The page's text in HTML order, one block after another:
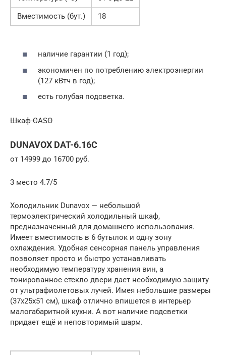
Вместимость (бут.)
18
наличие гарантии (1 год);
экономичен по потреблению электроэнергии
(127 кВтч в год);
есть голубая подсветка.
Шкаф CASO
DUNAVOX DAT-6.16C
от 14999 до 16700 руб.
3 место 4.7/5
Холодильник Dunavox — небольшой
термоэлектрический холодильный шкаф,
предназначенный для домашнего использования.
Имеет вместимость в 6 бутылок и одну зону
охлаждения. Удобная сенсорная панель управления
позволяет просто и быстро устанавливать
необходимую температуру хранения вин, а
тонированное стекло двери дает необходимую защиту
от ультрафиолетовых лучей. Имея небольшие размеры
(37х25х51 см), шкаф отлично впишется в интерьер
малогабаритной кухни. А вот наличие подсветки
придает ещё и неповторимый шарм.